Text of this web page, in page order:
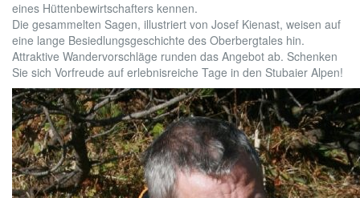
eines Hüttenbewirtschafters kennen.
Die gesammelten Sagen, illustriert von Josef Kienast, weisen auf
eine lange Besiedlungsgeschichte des Oberbergtales hin.
Attraktive Wandervorschläge runden das Angebot ab. Schenken
Sie sich Vorfreude auf erlebnisreiche Tage in den Stubaier Alpen!